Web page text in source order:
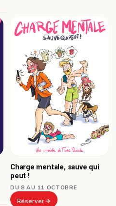
Charge mentale, sauve qui
peut !
DU 8 AU 11 OCTOBRE
Réserver